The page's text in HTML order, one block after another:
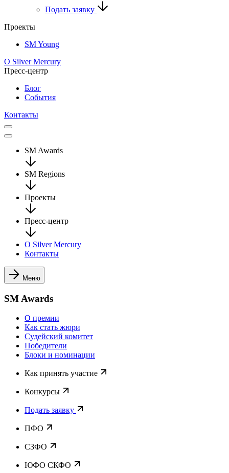
Подать заявку
Проекты
SM Young
О Silver Mercury
Пресс-центр
Блог
События
Контакты
SM Awards
SM Regions
Проекты
Пресс-центр
О Silver Mercury
Контакты
Меню
SM Awards
О премии
Как стать жюри
Судейский комитет
Победители
Блоки и номинации
Как принять участие
Конкурсы
Подать заявку
ПФО
СЗФО
ЮФО СКФО